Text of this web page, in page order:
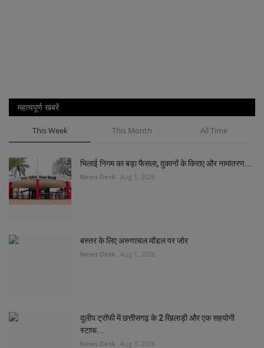
महत्वपूर्ण खबरें
This Week This Month All Time
भिलाई निगम का बड़ा फैसला, दुकानों के किराए और नामांतरण...
News Desk Aug 1, 2026
बस्तर के लिए अरुणाचल मॉडल पर जोर
News Desk Aug 1, 2026
दुलीप ट्रॉफी में छत्तीसगढ़ के 2 खिलाड़ी और एक सहयोगी
स्टाफ...
News Desk Aug 3, 2026